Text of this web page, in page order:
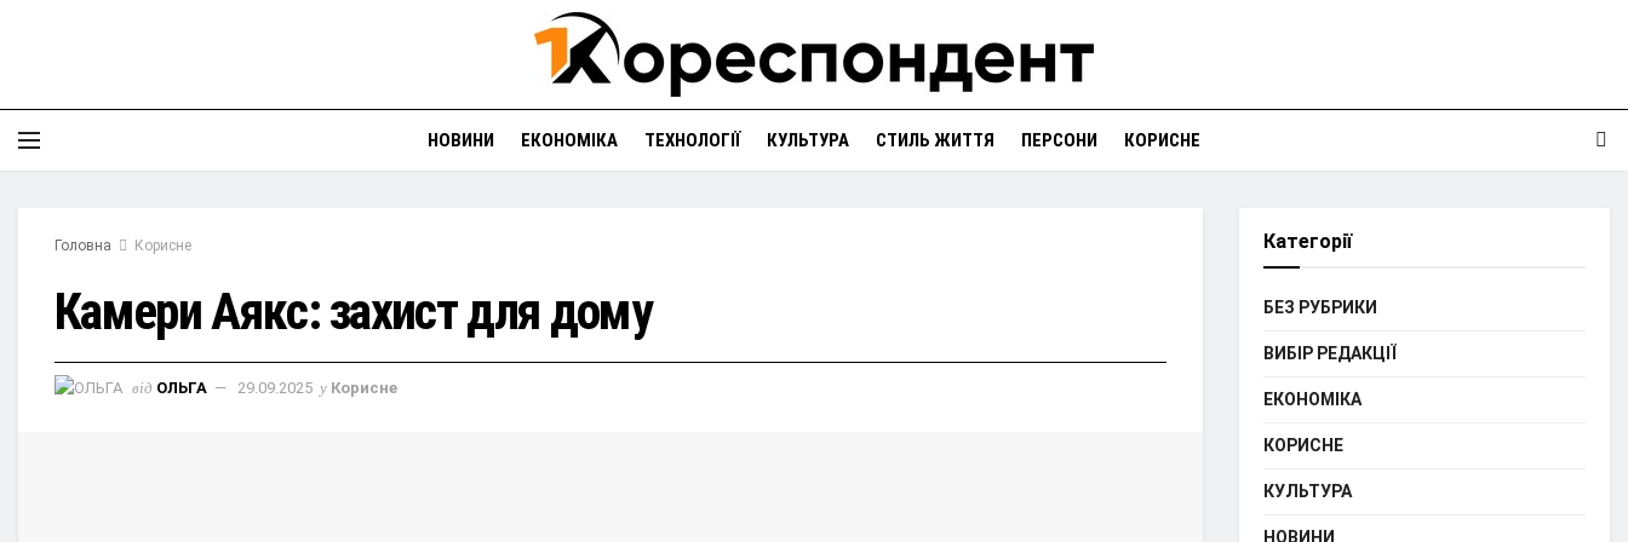
НОВИНИ ЕКОНОМІКА ТЕХНОЛОГІЇ КУЛЬТУРА СТИЛЬ ЖИТТЯ ПЕРСОНИ КОРИСНЕ
Головна Корисне
Камери Аякс: захист для дому
від ОЛЬГА 29.09.2025 у Корисне
Категорії
БЕЗ РУБРИКИ
ВИБІР РЕДАКЦІЇ
ЕКОНОМІКА
КОРИСНЕ
КУЛЬТУРА
НОВИНИ